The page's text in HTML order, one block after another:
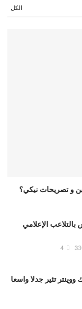
الكل
و تصريحات نيكي؟
الإعلامي
4
تثير جدلا واسعا